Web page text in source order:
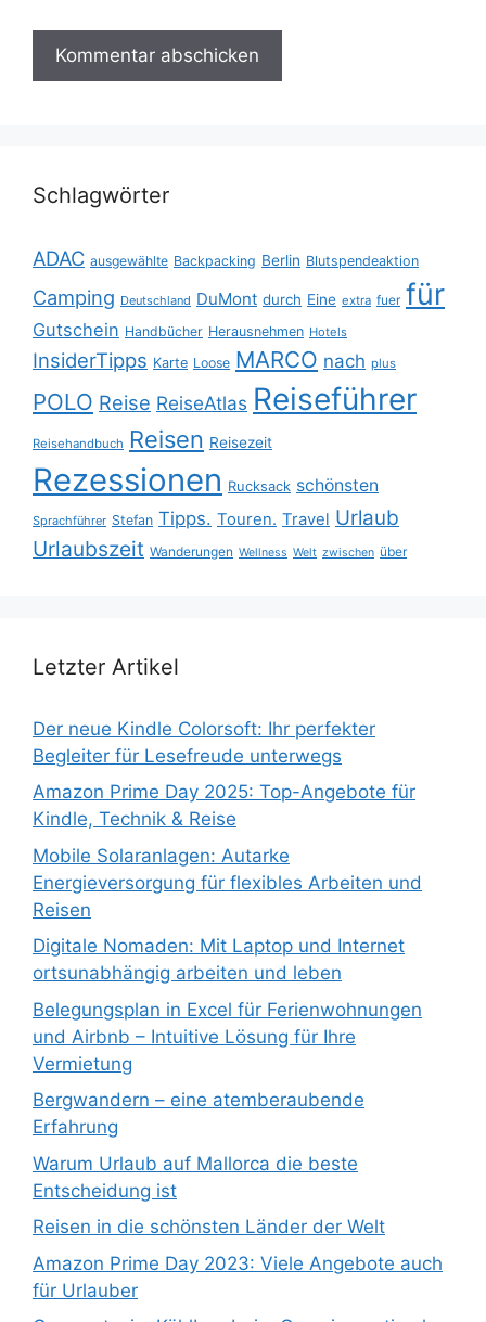
Schlagwörter
ADAC ausgewählte Backpacking Berlin Blutspendeaktion
Camping Deutschland DuMont durch Eine extra fuer für
Gutschein Handbücher Herausnehmen Hotels
InsiderTipps Karte Loose MARCO nach plus
POLO Reise ReiseAtlas Reiseführer
Reisehandbuch Reisen Reisezeit
Rezessionen Rucksack schönsten
Sprachführer Stefan Tipps. Touren. Travel Urlaub
Urlaubszeit Wanderungen Wellness Welt zwischen über
Letzter Artikel
Der neue Kindle Colorsoft: Ihr perfekter
Begleiter für Lesefreude unterwegs
Amazon Prime Day 2025: Top-Angebote für
Kindle, Technik & Reise
Mobile Solaranlagen: Autarke
Energieversorgung für flexibles Arbeiten und
Reisen
Digitale Nomaden: Mit Laptop und Internet
ortsunabhängig arbeiten und leben
Belegungsplan in Excel für Ferienwohnungen
und Airbnb – Intuitive Lösung für Ihre
Vermietung
Bergwandern – eine atemberaubende
Erfahrung
Warum Urlaub auf Mallorca die beste
Entscheidung ist
Reisen in die schönsten Länder der Welt
Amazon Prime Day 2023: Viele Angebote auch
für Urlauber